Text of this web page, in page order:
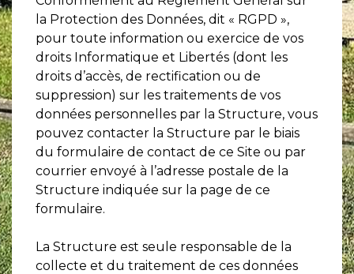
la Protection des Données, dit « RGPD »,
pour toute information ou exercice de vos
droits Informatique et Libertés (dont les
droits d’accès, de rectification ou de
suppression) sur les traitements de vos
données personnelles par la Structure, vous
pouvez contacter la Structure par le biais
du formulaire de contact de ce Site ou par
courrier envoyé à l’adresse postale de la
Structure indiquée sur la page de ce
formulaire.
La Structure est seule responsable de la
collecte et du traitement de ces données